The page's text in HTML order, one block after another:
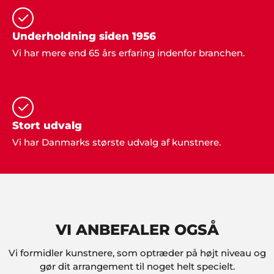
masser af ideer".
Kurt & Jonna, Ålborg
Claus Nielsen, Ringe
"Vi gjorde det igen! Overraskede familien med fest
og underholdning fra Showbizz Danmark. Det
Underholdning siden 1956
Vi har mere end 65 års erfaring indenfor branchen.
Stort udvalg
Vi har Danmarks største udvalg af kunstnere.
VI ANBEFALER OGSÅ
Vi formidler kunstnere, som optræder på højt niveau og
gør dit arrangement til noget helt specielt.